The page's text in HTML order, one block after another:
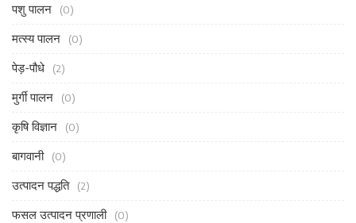
पशु पालन (0)
मत्स्य पालन (0)
पेड़-पौधे (2)
मुर्गी पालन (0)
कृषि विज्ञान (0)
बागवानी (0)
उत्पादन पद्धति (2)
फसल उत्पादन प्रणाली (0)